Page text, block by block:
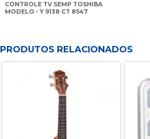
CONTROLE TV SEMP TOSHIBA
MODELO - Y 9138 CT 8547
PRODUTOS RELACIONADOS